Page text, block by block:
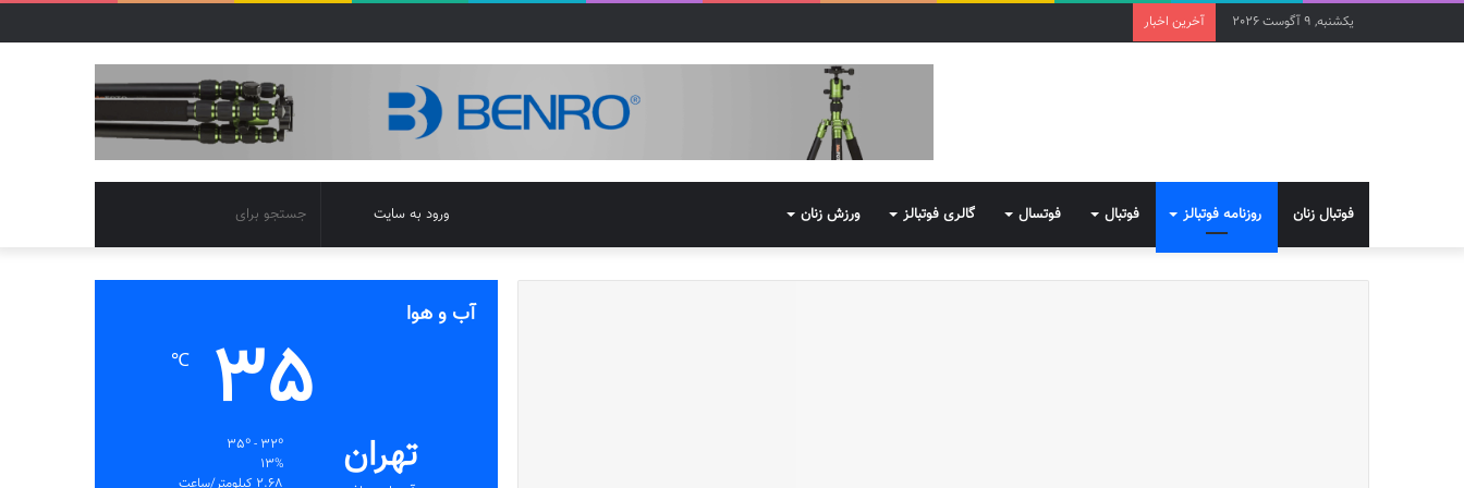
یکشنبه, 9 آگوست 2026 آخرین اخبار
فوتبال زنان روزنامه فوتبالز فوتبال فوتسال گالری فوتبالز ورزش زنان
برای
تغییر
پوسته
ورود به سایت
آب و هوا
تهران
35
℃
35º - 32º
13%
2.68 کیلومتر/ساعت